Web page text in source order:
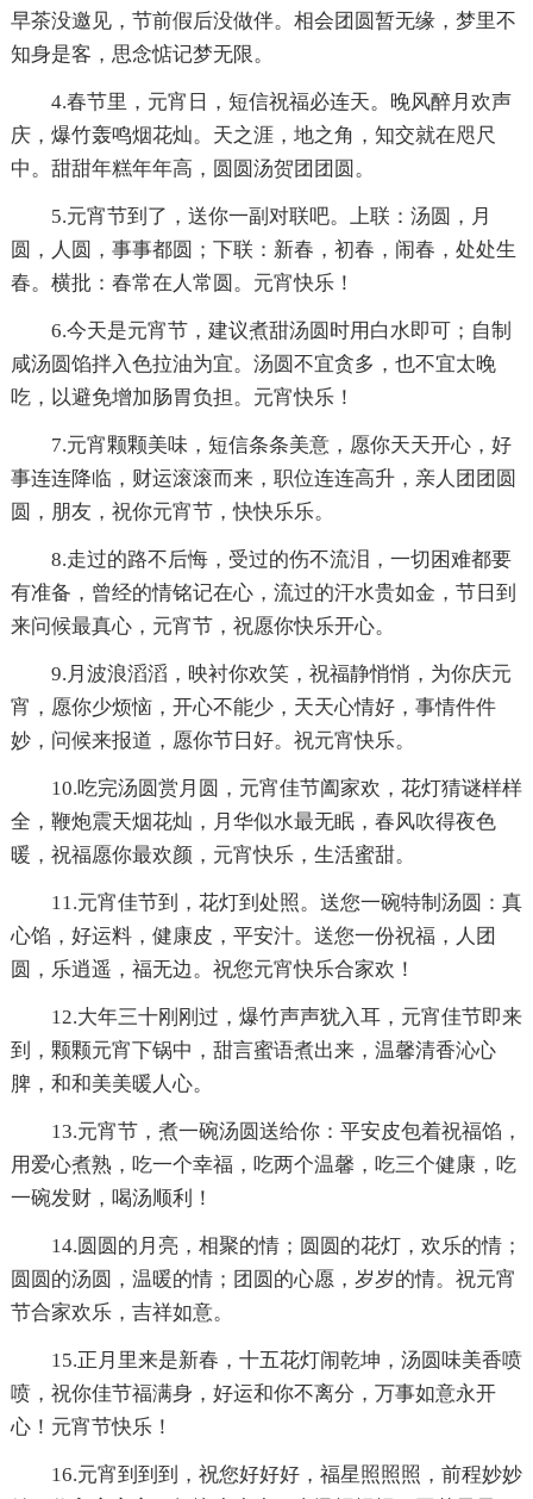
早茶没邀见，节前假后没做伴。相会团圆暂无缘，梦里不
知身是客，思念惦记梦无限。
4.春节里，元宵日，短信祝福必连天。晚风醉月欢声
庆，爆竹轰鸣烟花灿。天之涯，地之角，知交就在咫尺
中。甜甜年糕年年高，圆圆汤贺团团圆。
5.元宵节到了，送你一副对联吧。上联：汤圆，月
圆，人圆，事事都圆；下联：新春，初春，闹春，处处生
春。横批：春常在人常圆。元宵快乐！
6.今天是元宵节，建议煮甜汤圆时用白水即可；自制
咸汤圆馅拌入色拉油为宜。汤圆不宜贪多，也不宜太晚
吃，以避免增加肠胃负担。元宵快乐！
7.元宵颗颗美味，短信条条美意，愿你天天开心，好
事连连降临，财运滚滚而来，职位连连高升，亲人团团圆
圆，朋友，祝你元宵节，快快乐乐。
8.走过的路不后悔，受过的伤不流泪，一切困难都要
有准备，曾经的情铭记在心，流过的汗水贵如金，节日到
来问候最真心，元宵节，祝愿你快乐开心。
9.月波浪滔滔，映衬你欢笑，祝福静悄悄，为你庆元
宵，愿你少烦恼，开心不能少，天天心情好，事情件件
妙，问候来报道，愿你节日好。祝元宵快乐。
10.吃完汤圆赏月圆，元宵佳节阖家欢，花灯猜谜样样
全，鞭炮震天烟花灿，月华似水最无眠，春风吹得夜色
暖，祝福愿你最欢颜，元宵快乐，生活蜜甜。
11.元宵佳节到，花灯到处照。送您一碗特制汤圆：真
心馅，好运料，健康皮，平安汁。送您一份祝福，人团
圆，乐逍遥，福无边。祝您元宵快乐合家欢！
12.大年三十刚刚过，爆竹声声犹入耳，元宵佳节即来
到，颗颗元宵下锅中，甜言蜜语煮出来，温馨清香沁心
脾，和和美美暖人心。
13.元宵节，煮一碗汤圆送给你：平安皮包着祝福馅，
用爱心煮熟，吃一个幸福，吃两个温馨，吃三个健康，吃
一碗发财，喝汤顺利！
14.圆圆的月亮，相聚的情；圆圆的花灯，欢乐的情；
圆圆的汤圆，温暖的情；团圆的心愿，岁岁的情。祝元宵
节合家欢乐，吉祥如意。
15.正月里来是新春，十五花灯闹乾坤，汤圆味美香喷
喷，祝你佳节福满身，好运和你不离分，万事如意永开
心！元宵节快乐！
16.元宵到到到，祝您好好好，福星照照照，前程妙妙